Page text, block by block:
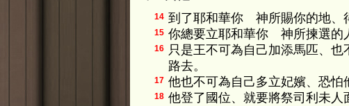
14 到了耶和華你 神所賜你的地、
15 你總要立耶和華你 神所揀選的
16 只是王不可為自己加添馬匹、
路去。
17 他也不可為自己多立妃嬪、恐怕
18 他登了國位、就要將祭司利未人